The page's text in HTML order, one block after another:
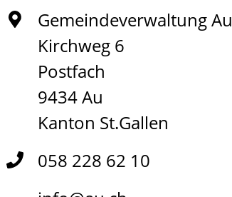
Gemeindeverwaltung Au
Kirchweg 6
Postfach
9434 Au
Kanton St.Gallen
058 228 62 10